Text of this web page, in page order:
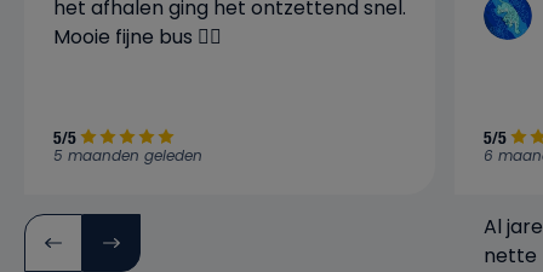
het afhalen ging het ontzettend snel.
Mooie fijne bus 👍🏼
5/5
5 maanden geleden
Al
nette
5/5
6